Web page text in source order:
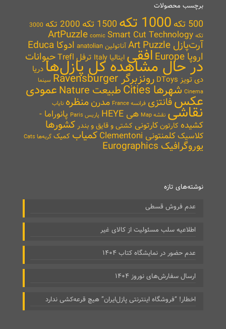
برچسب محصولات
500 تکه 1000 تکه 1500 تکه 2000 تکه
3000
تکه
ArtPuzzle comic Smart Cut Technology
آرت‌پازل Art Puzzle آناتولین anatolian ادوکا Educa
اروپا Europe افقی ایتالیا Italy ترفل Trefl حیواناتدر حال مشاهده کل پازل‌هادریا
دی تویز DToys
رونزبرگر Ravensburger
سینما
Cinema شهرها Cities طبیعت Nature عمودی
عکسفانتزی فرانسه France مدرنمنظره نایاب نقاشی نقشه Map هی HEYE پاریس Paris
پانوراما -
کشیده کارتونکارتونی کشتی و قایق و بندرکشورها
کلاسیککلمنتونی Clementoni کمیاب کمیک گربه‌ها Cats
یوروگرافیک Eurographics
نوشته‌های تازه
عدم فروش قسطی
اطلاعیه سلب مسئولیت از کالای غیر
عدم حضور در نمایشگاه کتاب ۱۴۰۴
ارسال سفارش‌های نوروز ۱۴۰۴
اخطار! “فروشگاه اینترنتی پازل‌ایران” هیچ قرعه‌کشی ندارد